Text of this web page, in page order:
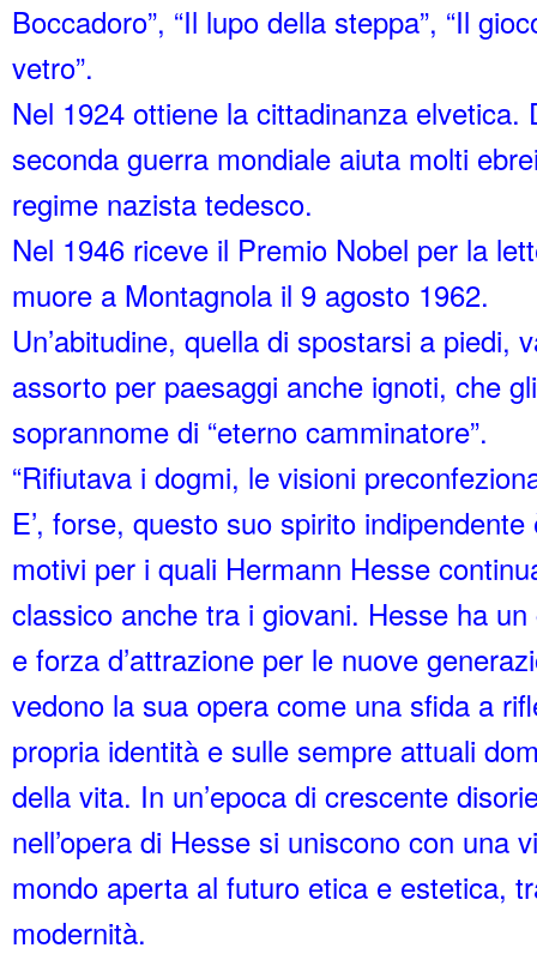
Boccadoro”, “Il lupo della steppa”, “Il
vetro”.
Nel 1924 ottiene la cittadinanza elvetica.
seconda guerra mondiale aiuta molti
regime nazista tedesco.
Nel 1946 riceve il Premio Nobel per la
muore a Montagnola il 9 agosto 1962.
Un’abitudine, quella di spostarsi a piedi,
assorto per paesaggi anche ignoti, che
soprannome di “eterno camminatore”.
“Rifiutava i dogmi, le visioni
E’, forse, questo suo spirito
motivi per i quali Hermann Hesse
classico anche tra i giovani. Hesse ha
e forza d’attrazione per le nuove
vedono la sua opera come una sfida a
propria identità e sulle sempre attuali
della vita. In un’epoca di crescente
nell’opera di Hesse si uniscono con una
mondo aperta al futuro etica e estetica,
modernità.